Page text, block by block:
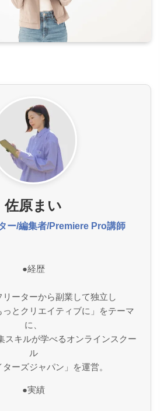
佐原まい
ー/編集者/Premiere Pro講師
●経歴
リーターから副業して独立し
とクリエイティブに」をテーマ
に、
スキルが学べるオンラインスクー
ル
ターズジャパン」を運営。
●実績